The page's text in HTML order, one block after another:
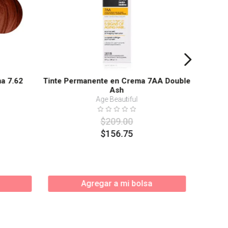
7.62
Tinte Permanente en Crema 7AA Double
Ash
Age Beautiful
$209.00
$156.75
Agregar a mi bolsa